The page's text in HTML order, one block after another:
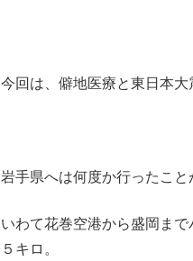
今回は、僻地医療と東日本大
岩手県へは何度か行ったこと
いわて花巻空港から盛岡ま
５キロ。